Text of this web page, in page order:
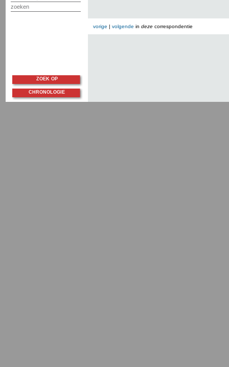
zoeken
vorige | volgende in deze correspondentie
ZOEK OP
CHRONOLOGIE